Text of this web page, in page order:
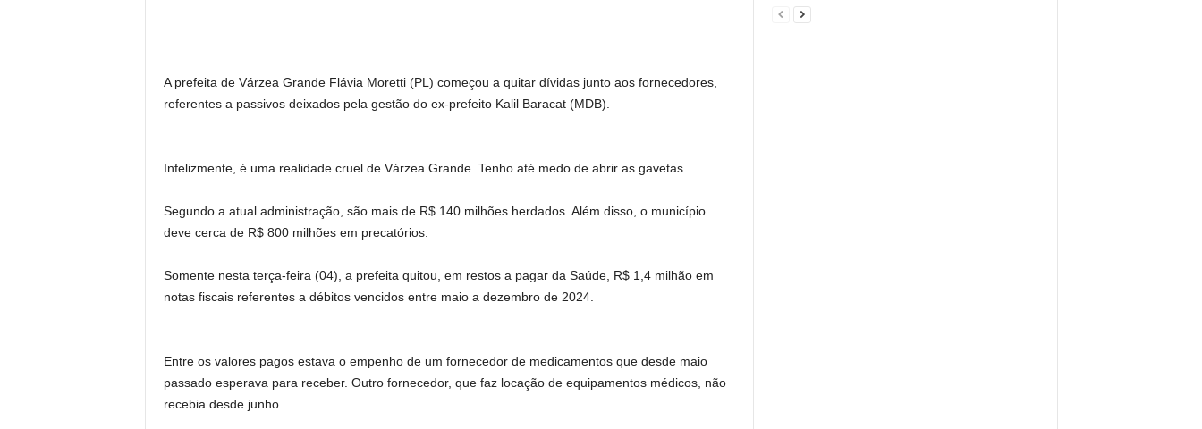
A prefeita de Várzea Grande Flávia Moretti (PL) começou a quitar dívidas junto aos fornecedores,
referentes a passivos deixados pela gestão do ex-prefeito Kalil Baracat (MDB).
Infelizmente, é uma realidade cruel de Várzea Grande. Tenho até medo de abrir as gavetas
Segundo a atual administração, são mais de R$ 140 milhões herdados. Além disso, o município
deve cerca de R$ 800 milhões em precatórios.
Somente nesta terça-feira (04), a prefeita quitou, em restos a pagar da Saúde, R$ 1,4 milhão em
notas fiscais referentes a débitos vencidos entre maio a dezembro de 2024.
Entre os valores pagos estava o empenho de um fornecedor de medicamentos que desde maio
passado esperava para receber. Outro fornecedor, que faz locação de equipamentos médicos, não
recebia desde junho.